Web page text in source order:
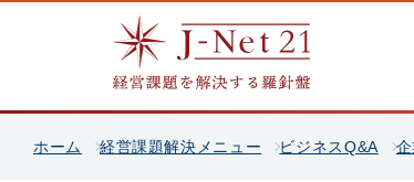
ホーム 経営課題解決メニュー ビジネスQ&A